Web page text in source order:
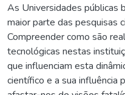
As Universidades públicas
maior parte das pesquisas
Compreender como são
tecnológicas nestas
que influenciam esta
científico e a sua influência